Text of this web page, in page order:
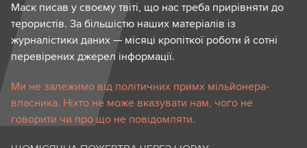
Маск писав у своєму твіті, що нас треба прирівняти до
терористів. За більшістю наших матеріалів із
журналістики даних — місяці кропіткої роботи й сотні
перевірених джерел інформації.
Ми не залежимо від політичних примх мільйонера-
власника. Ніхто не може вказувати нам, чого не
говорити чи про що не повідомляти.